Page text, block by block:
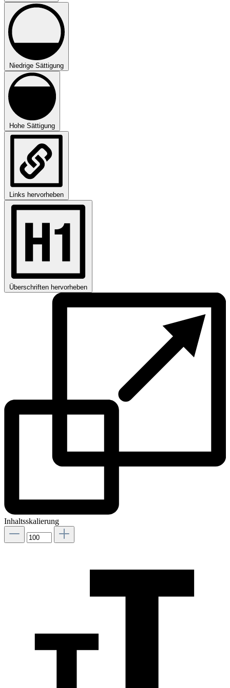
Niedrige Sättigung
Hohe Sättigung
Links hervorheben
Überschriften hervorheben
Inhaltsskalierung